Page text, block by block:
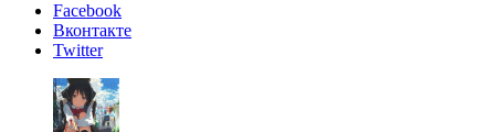
Facebook
Вконтакте
Twitter